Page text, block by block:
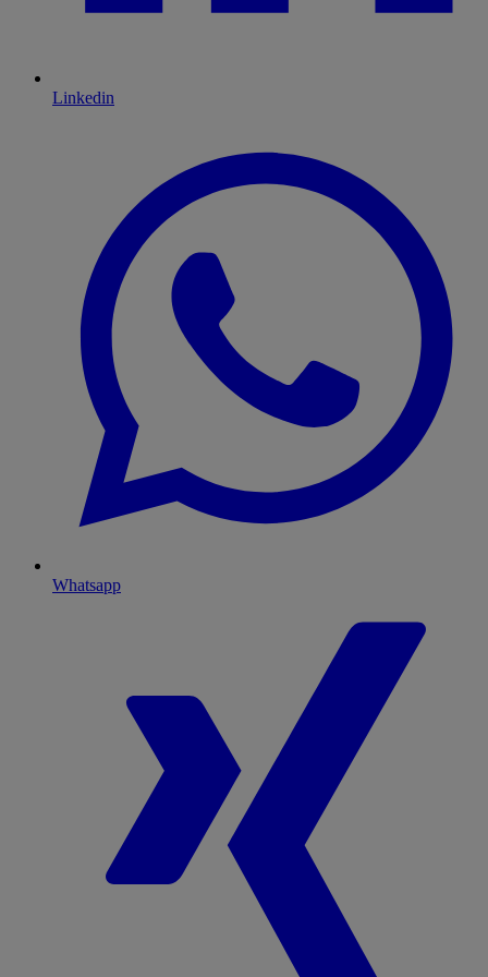
Linkedin
Whatsapp